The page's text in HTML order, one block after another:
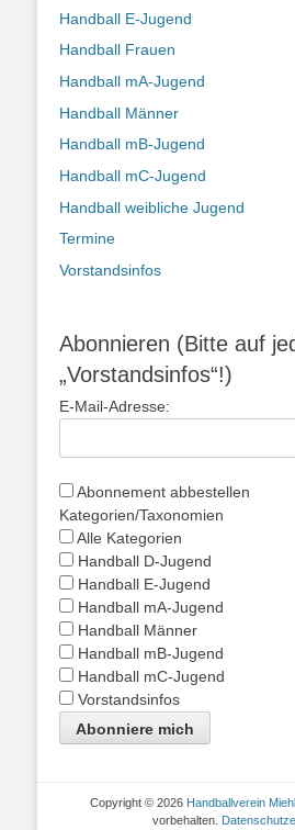
Handball E-Jugend
Handball Frauen
Handball mA-Jugend
Handball Männer
Handball mB-Jugend
Handball mC-Jugend
Handball weibliche Jugend
Termine
Vorstandsinfos
Abonnieren (Bitte auf
„Vorstandsinfos“!)
E-Mail-Adresse:
Abonnement abbestellen
Kategorien/Taxonomien
Alle Kategorien
Handball D-Jugend
Handball E-Jugend
Handball mA-Jugend
Handball Männer
Handball mB-Jugend
Handball mC-Jugend
Vorstandsinfos
Abonniere mich
Copyright © 2026 Handballverein
vorbehalten.